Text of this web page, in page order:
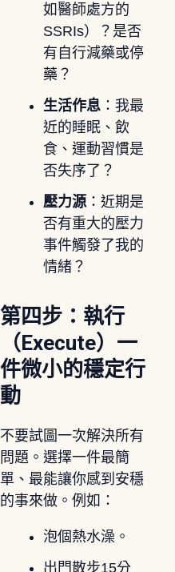
如醫師處方的
SSRIs）？是否
有自行減藥或停
藥？
生活作息：我最
近的睡眠、飲
食、運動習慣是
否失序了？
壓力源：近期是
否有重大的壓力
事件觸發了我的
情緒？
第四步：執行
（Execute）一
件微小的穩定行
動
不要試圖一次解決所有
問題。選擇一件最簡
單、最能讓你感到安穩
的事來做。例如：
泡個熱水澡。
出門散步15分